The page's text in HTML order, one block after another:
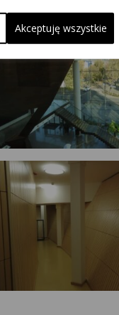
Akceptuję wszystkie